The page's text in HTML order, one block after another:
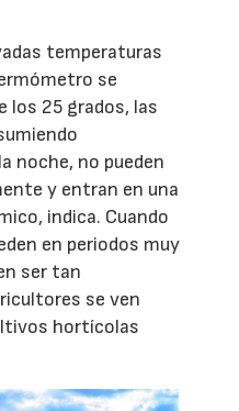
temperaturas
se
los 25 grados, las
noche, no pueden
y entran en una
indica. Cuando
en periodos muy
ser tan
se ven
hortícolas